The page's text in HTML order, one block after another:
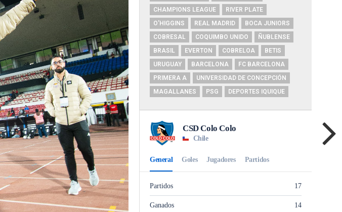
CHAMPIONS LEAGUE
RIVER PLATE
O'HIGGINS
REAL MADRID
BOCA JUNIORS
COBRESAL
COQUIMBO UNIDO
ÑUBLENSE
BRASIL
EVERTON COBRELOA
BETIS
URUGUAY
BARCELONA
FC BARCELONA
PRIMERA A
UNIVERSIDAD DE CONCEPCIÓN
MAGALLANES
PSG DEPORTES IQUIQUE